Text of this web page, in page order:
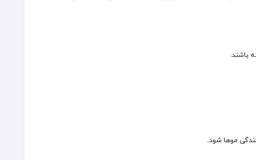
موها شود.